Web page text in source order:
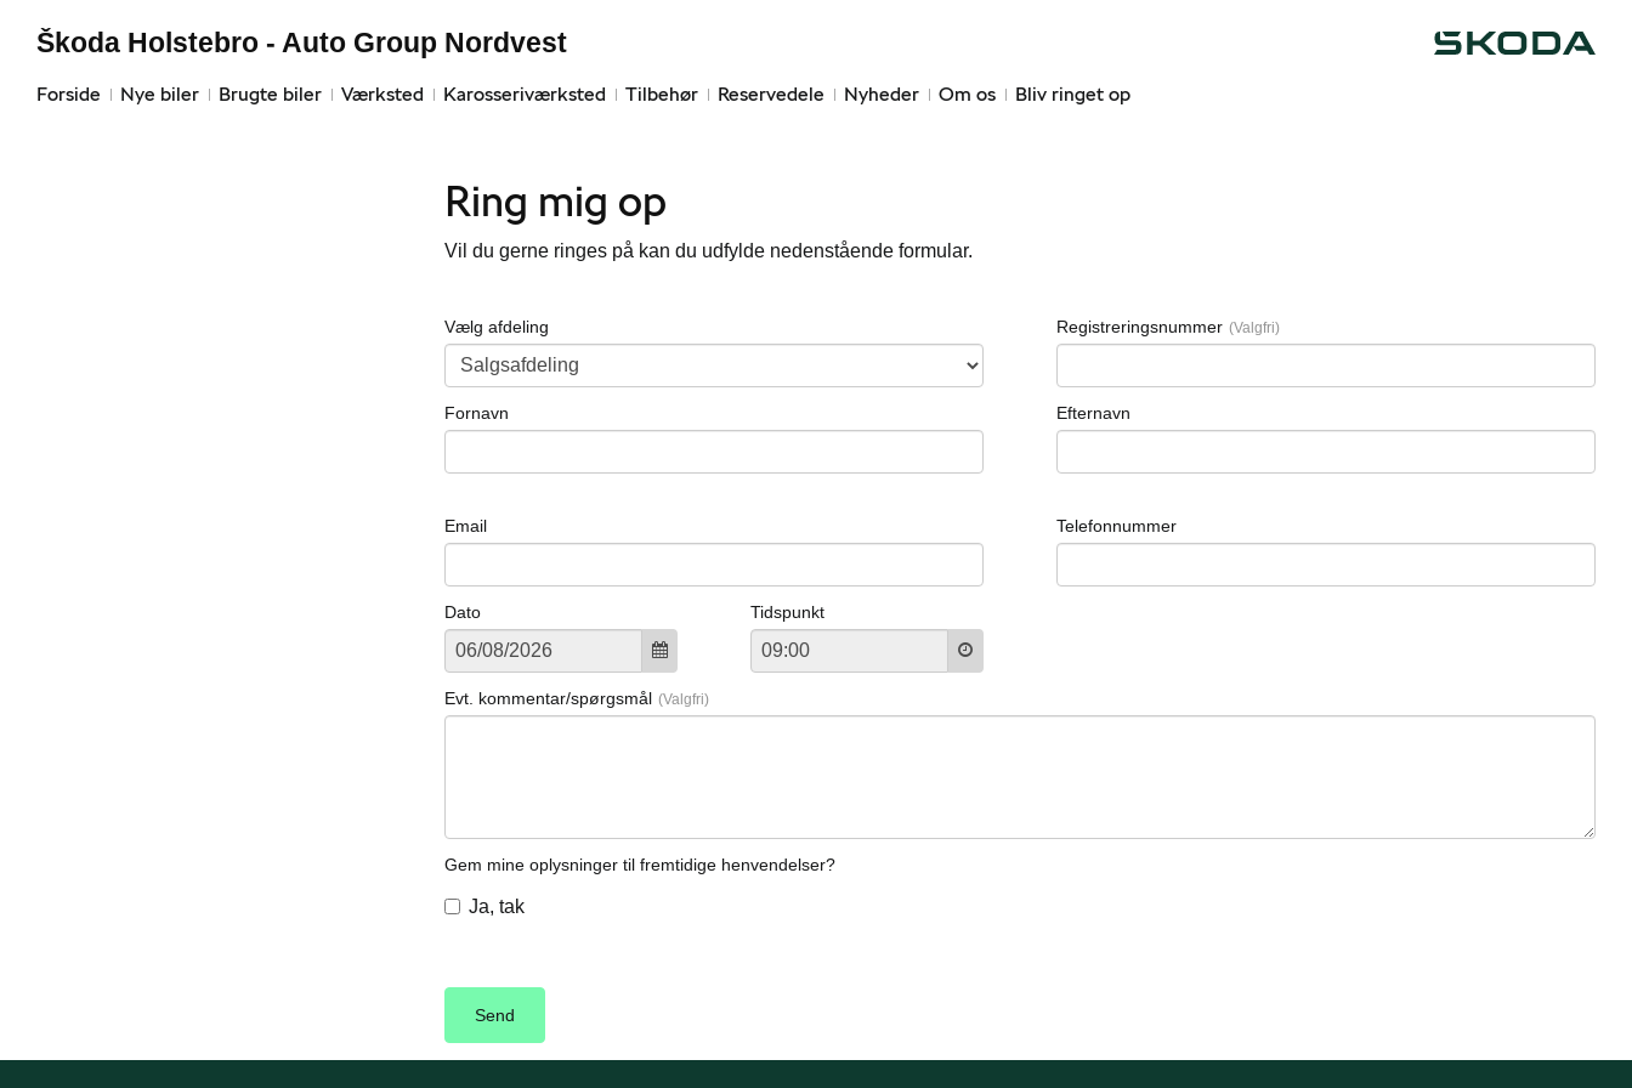
Forside Nye biler Brugte biler Værksted Karosseriværksted Tilbehør Reservedele Nyheder Om os Bliv ringet op
Škoda Holstebro - Auto Group Nordvest
Ring mig op
Vil du gerne ringes på kan du udfylde nedenstående formular.
Vælg afdeling Registreringsnummer
Fornavn Efternavn
Email Telefonnummer
Dato Tidspunkt
Evt. kommentar/spørgsmål
Gem mine oplysninger til fremtidige henvendelser?
Ja, tak